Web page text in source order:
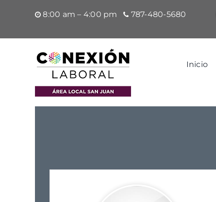
8:00 am – 4:00 pm 787-480-5680
Inicio